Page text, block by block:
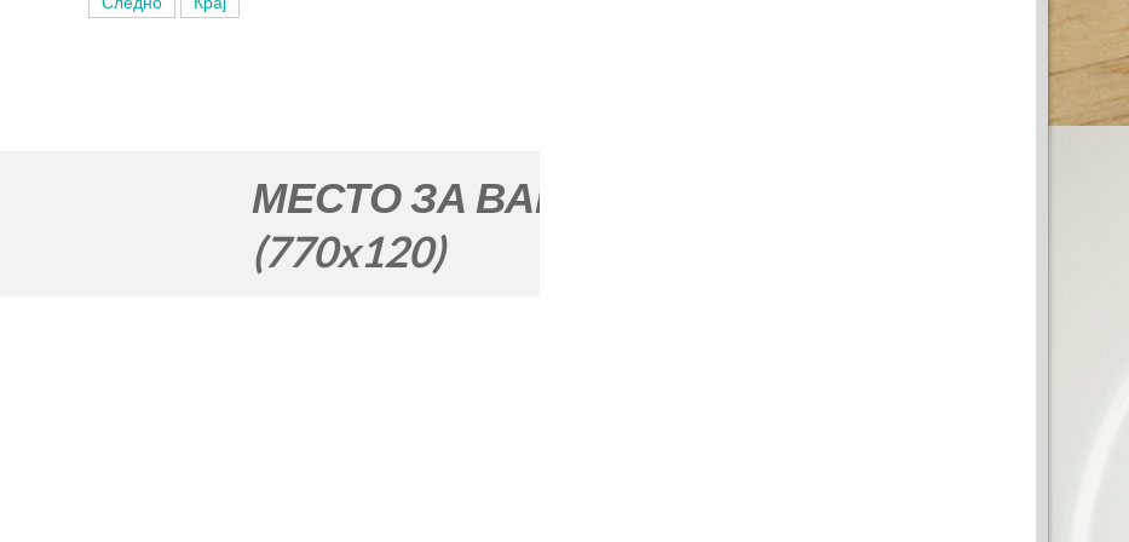
второ...
МЕСТО ЗА ВАШАТА РЕКЛАМА
(770x120)